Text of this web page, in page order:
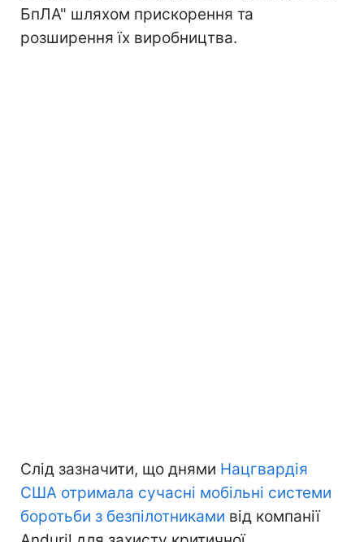
БпЛА" шляхом прискорення та
розширення їх виробництва.
Слід зазначити, що днями Нацгвардія
США отримала сучасні мобільні системи
боротьби з безпілотниками від компанії